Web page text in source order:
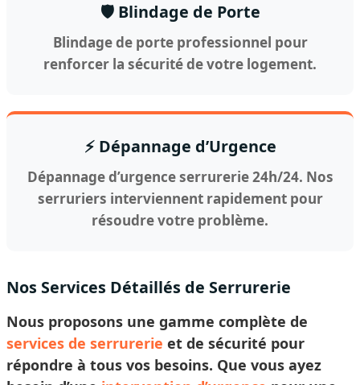
🛡️ Blindage de Porte
Blindage de porte professionnel pour
renforcer la sécurité de votre logement.
⚡ Dépannage d’Urgence
Dépannage d’urgence serrurerie 24h/24. Nos
serruriers interviennent rapidement pour
résoudre votre problème.
Nos Services Détaillés de Serrurerie
Nous proposons une gamme complète de
services de serrurerie et de sécurité pour
répondre à tous vos besoins. Que vous ayez